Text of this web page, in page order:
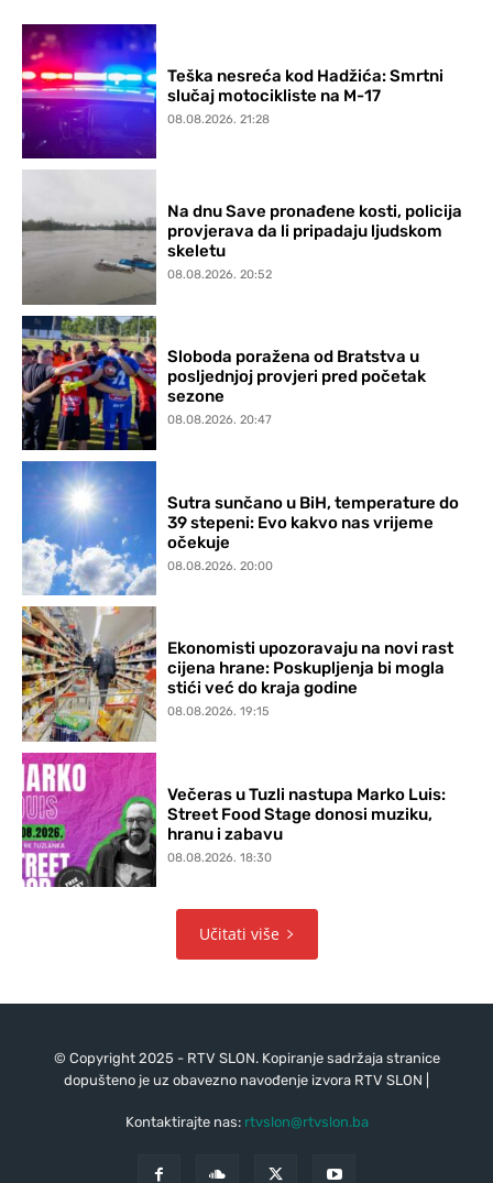
Teška nesreća kod Hadžića: Smrtni
slučaj motocikliste na M-17
08.08.2026. 21:28
Na dnu Save pronađene kosti, policija
provjerava da li pripadaju ljudskom
skeletu
08.08.2026. 20:52
Sloboda poražena od Bratstva u
posljednjoj provjeri pred početak
sezone
08.08.2026. 20:47
Sutra sunčano u BiH, temperature do
39 stepeni: Evo kakvo nas vrijeme
očekuje
08.08.2026. 20:00
Ekonomisti upozoravaju na novi rast
cijena hrane: Poskupljenja bi mogla
stići već do kraja godine
08.08.2026. 19:15
Večeras u Tuzli nastupa Marko Luis:
Street Food Stage donosi muziku,
hranu i zabavu
08.08.2026. 18:30
Učitati više
© Copyright 2025 - RTV SLON. Kopiranje sadržaja stranice
dopušteno je uz obavezno navođenje izvora RTV SLON |
Kontaktirajte nas: rtvslon@rtvslon.ba